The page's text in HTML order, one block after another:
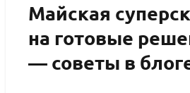
Майская
на готовые
— советы в